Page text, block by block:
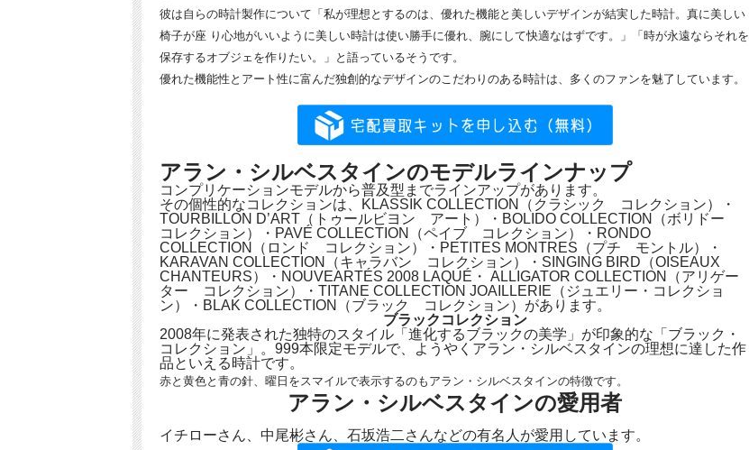
彼は自らの時計製作について「私が理想とするのは、優れた機能と美しいデザインが結実した時計。真に美しい
椅子が座 り心地がいいように美しい時計は使い勝手に優れ、腕にして快適なはずです。」「時が永遠ならそれを
保存するオブジェを作りたい。」と語っているそうです。
優れた機能性とアート性に富んだ独創的なデザインのこだわりのある時計は、多くのファンを魅了しています。
アラン・シルベスタインのモデルラインナップ
コンプリケーションモデルから普及型までラインアップがあります。
その個性的なコレクションは、KLASSIK COLLECTION（クラシック コレクション）・
TOURBILLON D’ART（トゥールビヨン アート）・BOLIDO COLLECTION（ボリドー
コレクション）・PAVÉ COLLECTION（ペイブ コレクション）・RONDO
COLLECTION（ロンド コレクション）・PETITES MONTRES（プチ モントル）・
KARAVAN COLLECTION（キャラバン コレクション）・SINGING BIRD（OISEAUX
CHANTEURS）・NOUVEARTÉS 2008 LAQUÉ・ ALLIGATOR COLLECTION（アリゲー
ター コレクション）・TITANE COLLECTION JOAILLERIE（ジュエリー・コレクショ
ン）・BLAK COLLECTION（ブラック コレクション）があります。
ブラックコレクション
2008年に発表された独特のスタイル「進化するブラックの美学」が印象的な「ブラック・
コレクション」。999本限定モデルで、ようやくアラン・シルベスタインの理想に達した作
品といえる時計です。
赤と黄色と青の針、曜日をスマイルで表示するのもアラン・シルベスタインの特徴です。
アラン・シルベスタインの愛用者
イチローさん、中尾彬さん、石坂浩二さんなどの有名人が愛用しています。